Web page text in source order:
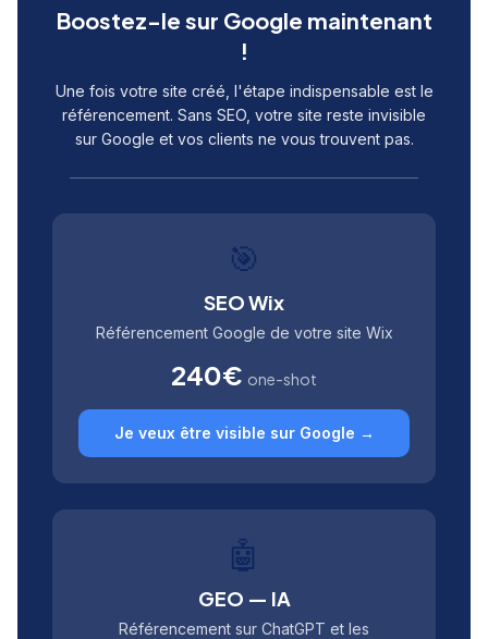
Boostez-le sur Google maintenant
!
Une fois votre site créé, l'étape indispensable est le
référencement. Sans SEO, votre site reste invisible
sur Google et vos clients ne vous trouvent pas.
🎯
SEO Wix
Référencement Google de votre site Wix
240€ one-shot
Je veux être visible sur Google →
🤖
GEO — IA
Référencement sur ChatGPT et les